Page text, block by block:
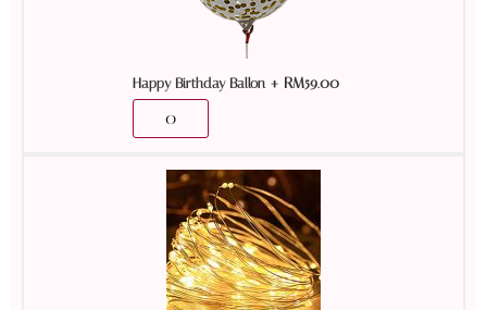
Happy Birthday Ballon+ RM59.00